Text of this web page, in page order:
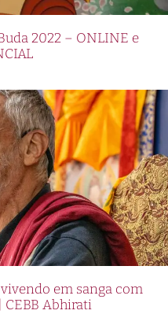
2022 – ONLINE e
em sanga com
Abhirati